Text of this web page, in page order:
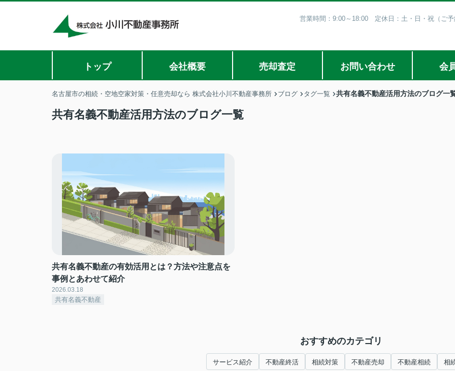
営業時間：9:00～18:00 定休日：土・日・祝（ご予
トップ 会社概要 売却査定 お問い合わせ 会
名古屋市の相続・空地空家対策・任意売却なら 株式会社小川不動産事務所 ブログ タグ一覧 共有名義不動産活用方法のブログ一
共有名義不動産活用方法のブログ一覧
共有名義不動産の有効活用とは？方法や注意点を
事例とあわせて紹介
2026.03.18
共有名義不動産
おすすめのカテゴリ
サービス紹介 不動産終活 相続対策 不動産売却 不動産相続 相